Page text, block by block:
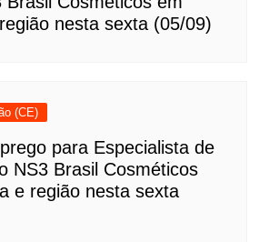
nesta sexta (05/09)
(CE)
para Especialista de
NS3 Brasil Cosméticos
e região nesta sexta